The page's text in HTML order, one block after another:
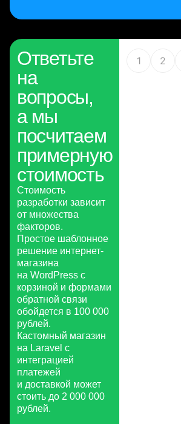
Ответьте
на
вопросы,
а мы
посчитаем
примерную
стоимость
Стоимость
разработки зависит
от множества
факторов.
Простое шаблонное
решение интернет-
магазина
на WordPress с
корзиной и формами
обратной связи
обойдется в 100 000
рублей.
Кастомный магазин
на Laravel с
интеграцией
платежей
и доставкой может
стоить до 2 000 000
рублей.
1 2